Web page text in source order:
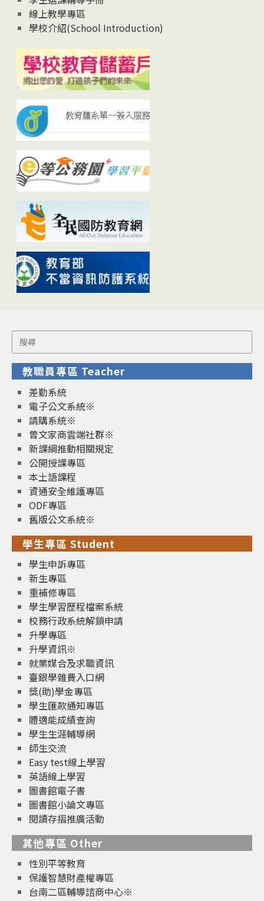
線上教學專區
學校介紹(School Introduction)
Search
for:
教職員專區 Teacher
差勤系統
電子公文系統※
請購系統※
曾文家商雲端社群※
新課綱推動相關規定
公開授課專區
本土語課程
資通安全維護專區
ODF專區
舊版公文系統※
學生專區 Student
學生申訴專區
新生專區
重補修專區
學生學習歷程檔案系統
校務行政系統解鎖申請
升學專區
升學資訊※
就業媒合及求職資訊
臺銀學雜費入口網
獎(助)學金專區
學生匯款通知專區
體適能成績查詢
學生生涯輔導網
師生交流
Easy test線上學習
英語線上學習
圖書館電子書
圖書館小論文專區
閱讀存摺推廣活動
其他專區 Other
性別平等教育
保護智慧財產權專區
台南二區輔導諮商中心※